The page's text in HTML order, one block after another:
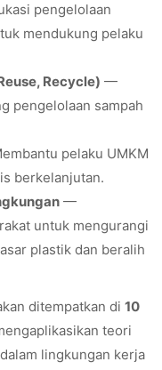
pengelolaan
mendukung pelaku
Recycle) —
pengelolaan sampah
pelaku UMKM
berkelanjutan.
—
untuk mengurangi
plastik dan beralih
ditempatkan di 10
teori
lingkungan kerja